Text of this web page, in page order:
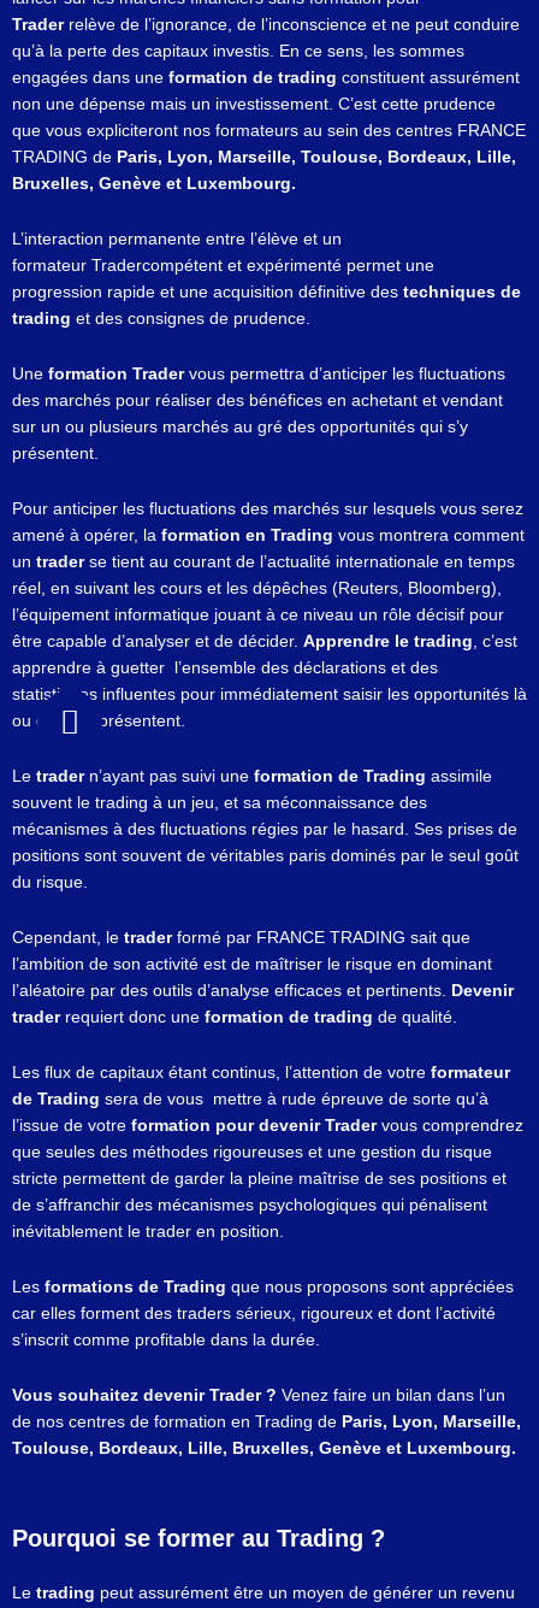
Trader relève de l’ignorance, de l’inconscience et ne peut conduire
qu’à la perte des capitaux investis. En ce sens, les sommes
engagées dans une formation de trading constituent assurément
non une dépense mais un investissement. C’est cette prudence
que vous expliciteront nos formateurs au sein des centres FRANCE
TRADING de Paris, Lyon, Marseille, Toulouse, Bordeaux, Lille,
Bruxelles, Genève et Luxembourg.
L’interaction permanente entre l’élève et un
formateur Tradercompétent et expérimenté permet une
progression rapide et une acquisition définitive des techniques de
trading et des consignes de prudence.
Une formation Trader vous permettra d’anticiper les fluctuations
des marchés pour réaliser des bénéfices en achetant et vendant
sur un ou plusieurs marchés au gré des opportunités qui s’y
présentent.
Pour anticiper les fluctuations des marchés sur lesquels vous serez
amené à opérer, la formation en Trading vous montrera comment
un trader se tient au courant de l’actualité internationale en temps
réel, en suivant les cours et les dépêches (Reuters, Bloomberg),
l’équipement informatique jouant à ce niveau un rôle décisif pour
être capable d’analyser et de décider. Apprendre le trading, c’est
apprendre à guetter l’ensemble des déclarations et des
statistiques influentes pour immédiatement saisir les opportunités là
ou elles se présentent.
Le trader n’ayant pas suivi une formation de Trading assimile
souvent le trading à un jeu, et sa méconnaissance des
mécanismes à des fluctuations régies par le hasard. Ses prises de
positions sont souvent de véritables paris dominés par le seul goût
du risque.
Cependant, le trader formé par FRANCE TRADING sait que
l’ambition de son activité est de maîtriser le risque en dominant
l’aléatoire par des outils d’analyse efficaces et pertinents. Devenir
trader requiert donc une formation de trading de qualité.
Les flux de capitaux étant continus, l’attention de votre formateur
de Trading sera de vous mettre à rude épreuve de sorte qu’à
l’issue de votre formation pour devenir Trader vous comprendrez
que seules des méthodes rigoureuses et une gestion du risque
stricte permettent de garder la pleine maîtrise de ses positions et
de s’affranchir des mécanismes psychologiques qui pénalisent
inévitablement le trader en position.
Les formations de Trading que nous proposons sont appréciées
car elles forment des traders sérieux, rigoureux et dont l’activité
s’inscrit comme profitable dans la durée.
Vous souhaitez devenir Trader ? Venez faire un bilan dans l’un
de nos centres de formation en Trading de Paris, Lyon, Marseille,
Toulouse, Bordeaux, Lille, Bruxelles, Genève et Luxembourg.
Pourquoi se former au Trading ?
Le trading peut assurément être un moyen de générer un revenu